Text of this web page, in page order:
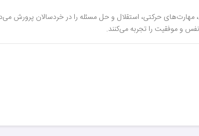
مهارت‌های حرکتی، استقلال و حل مسئله را در خردسالان پرورش
و موفقیت را تجربه می‌کنند.